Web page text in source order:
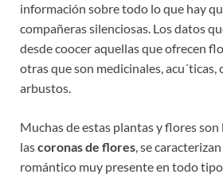
información sobre todo lo que hay
compañeras silenciosas. Los datos
desde coocer aquellas que ofrecen
otras que son medicinales, acu´ticas,
arbustos.
Muchas de estas plantas y flores son
lascoronas de flores, se
romántico muy presente en todo